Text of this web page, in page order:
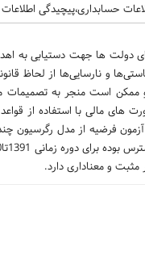
حسابداری،پیچیدگی
دولت ها جهت دستیابی به
و نارسایی‌ها از لحاظ
و ممکن است منجر به
های مالی با استفاده از
مثبت و معناداری دارد.